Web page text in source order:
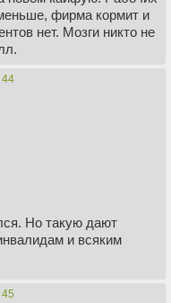
фирма кормит и
нет. Мозги никто не
44
Но такую дают
и всяким
45